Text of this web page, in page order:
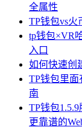
全属性
TP钱包vs火
tp钱包×VR
入口
如何快速创
TP钱包里
南
TP钱包
更靠谱的